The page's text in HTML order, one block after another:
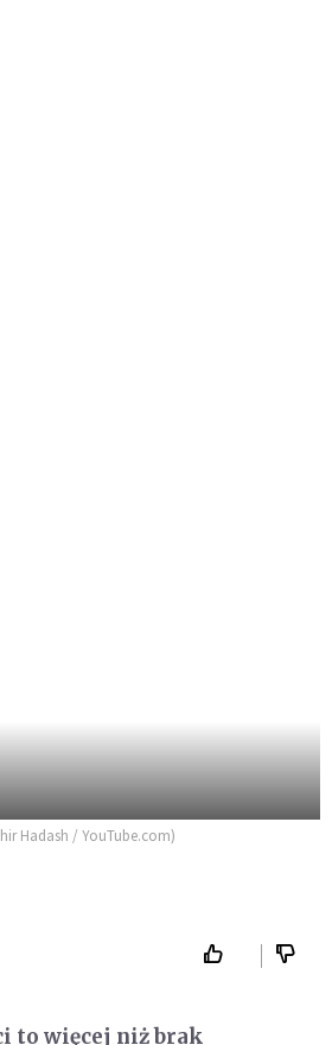
Hadash / YouTube.com)
to więcej niż brak